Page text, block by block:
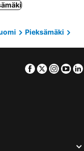
Pieksämäki
Facebook
Twitter